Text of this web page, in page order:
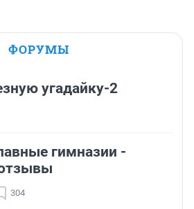
ФОРУМЫ
угадайку-2
гимназии -
304